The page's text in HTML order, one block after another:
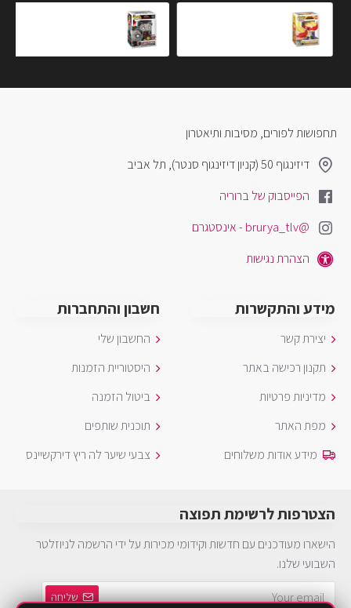
תחפושות לפורים, מסיבות ותיאטרון
דיזינגוף 50 (קניון דיזינגוף סנטר), תל אביב
הפייסבוק של ברוריה
@brurya_tlv - אינסטגרם
הצהרת נגישות
מידע והתקשרות
יצירת קשר
תקנון רכישה באתר
מדיניות פרטיות
מפת האתר
מידע אודות משלוחים
חשבון והתחברות
החשבון שלי
היסטוריית הזמנות
ביטול הזמנה
תוכנית שותפים
צבעי שיער לה ריץ דירקשיינס
הצטרפות לרשימת תפוצה
הישארו מעודכנים עם חדשות וקידומי מכירות על ידי הרשמה לניוזלטר
השבועי שלנו.
שליחה